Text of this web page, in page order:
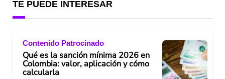
TE PUEDE INTERESAR
Contenido Patrocinado
Qué es la sanción mínima 2026 en
Colombia: valor, aplicación y cómo
calcularla